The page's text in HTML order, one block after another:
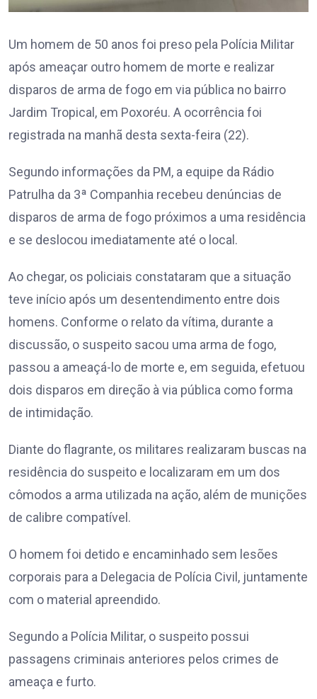
Um homem de 50 anos foi preso pela Polícia Militar
após ameaçar outro homem de morte e realizar
disparos de arma de fogo em via pública no bairro
Jardim Tropical, em Poxoréu. A ocorrência foi
registrada na manhã desta sexta-feira (22).
Segundo informações da PM, a equipe da Rádio
Patrulha da 3ª Companhia recebeu denúncias de
disparos de arma de fogo próximos a uma residência
e se deslocou imediatamente até o local.
Ao chegar, os policiais constataram que a situação
teve início após um desentendimento entre dois
homens. Conforme o relato da vítima, durante a
discussão, o suspeito sacou uma arma de fogo,
passou a ameaçá-lo de morte e, em seguida, efetuou
dois disparos em direção à via pública como forma
de intimidação.
Diante do flagrante, os militares realizaram buscas na
residência do suspeito e localizaram em um dos
cômodos a arma utilizada na ação, além de munições
de calibre compatível.
O homem foi detido e encaminhado sem lesões
corporais para a Delegacia de Polícia Civil, juntamente
com o material apreendido.
Segundo a Polícia Militar, o suspeito possui
passagens criminais anteriores pelos crimes de
ameaça e furto.